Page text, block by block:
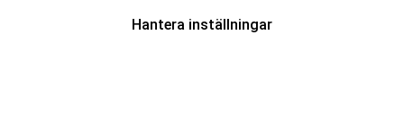
Hantera inställningar